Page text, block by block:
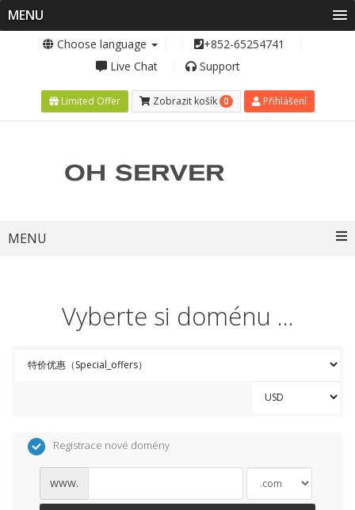
MENU
Choose language
+852-65254741
Live Chat
Support
Limited Offer Zobrazit košík 0 Přihlášení
MENU
Vyberte si doménu ...
Registrace nové domény
www.